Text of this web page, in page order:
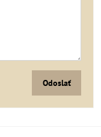
Odoslať